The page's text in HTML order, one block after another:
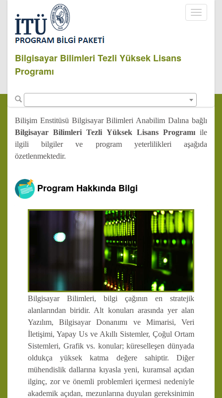
Toggle
Bilgisayar Bilimleri Tezli Yüksek Lisans
Programı
Bilişim Enstitüsü Bilgisayar Bilimleri Anabilim Dalına bağlı
Bilgisayar Bilimleri Tezli Yüksek Lisans Programıile
ilgili bilgiler ve program yeterlilikleri aşağıda
özetlenmektedir.
Program Hakkında Bilgi
Bilgisayar Bilimleri, bilgi çağının en stratejik
alanlarından biridir. Alt konuları arasında yer alan
Yazılım, Bilgisayar Donanımı ve Mimarisi, Veri
İletişimi, Yapay Us ve Akıllı Sistemler, Çoğul Ortam
Sistemleri, Grafik vs. konular; küreselleşen dünyada
oldukça yüksek katma değere sahiptir. Diğer
mühendislik dallarına kıyasla yeni, kuramsal açıdan
ilginç, zor ve önemli problemleri içermesi nedeniyle
akademik açıdan, mezunlarına duyulan gereksinimin